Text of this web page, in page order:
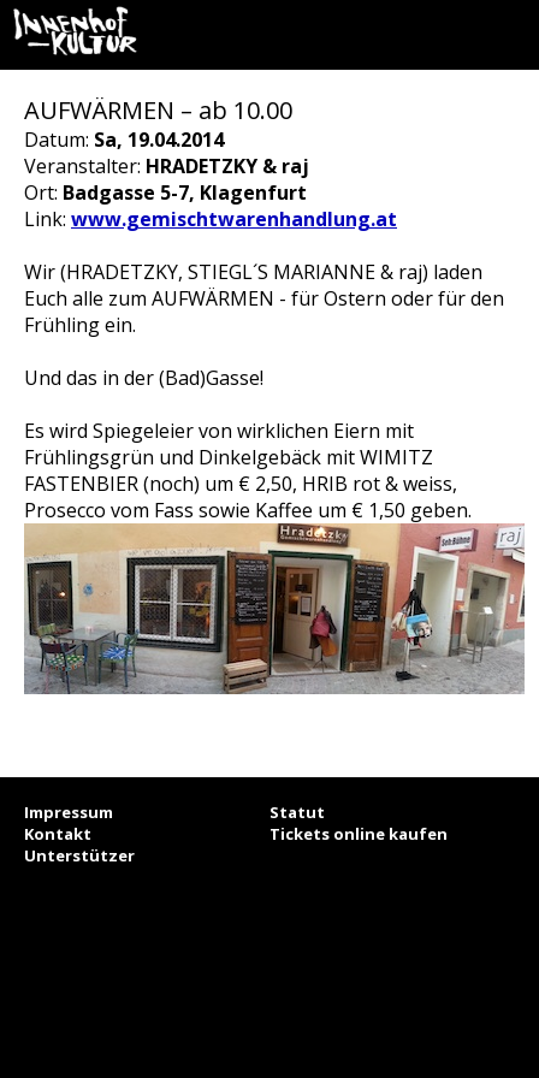
AUFWÄRMEN – ab 10.00
Datum: Sa, 19.04.2014
Veranstalter: HRADETZKY & raj
Ort: Badgasse 5-7, Klagenfurt
Link: www.gemischtwarenhandlung.at
Wir (HRADETZKY, STIEGL´S MARIANNE & raj) laden
Euch alle zum AUFWÄRMEN - für Ostern oder für den
Frühling ein.
Und das in der (Bad)Gasse!
Es wird Spiegeleier von wirklichen Eiern mit
Frühlingsgrün und Dinkelgebäck mit WIMITZ
FASTENBIER (noch) um € 2,50, HRIB rot & weiss,
Prosecco vom Fass sowie Kaffee um € 1,50 geben.
Impressum
Statut
Kontakt
Tickets online kaufen
Unterstützer